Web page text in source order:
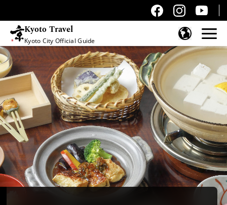
Kyoto Travel
Kyoto City Official Guide
跳至內容